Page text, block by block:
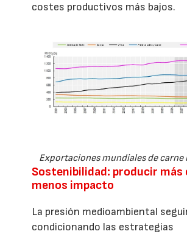
costes productivos más bajos.
Exportaciones mundiales de carne
Sostenibilidad: producir más
menos impacto
La presión medioambiental
condicionando las estrategias